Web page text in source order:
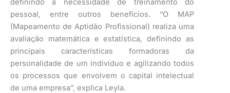
definindo a necessidade de treinamento do
pessoal, entre outros benefícios. “O MAP
(Mapeamento de Aptidão Profissional) realiza uma
avaliação matemática e estatística, definindo as
principais características formadoras da
personalidade de um indivíduo e agilizando todos
os processos que envolvem o capital intelectual
de uma empresa”, explica Leyla.